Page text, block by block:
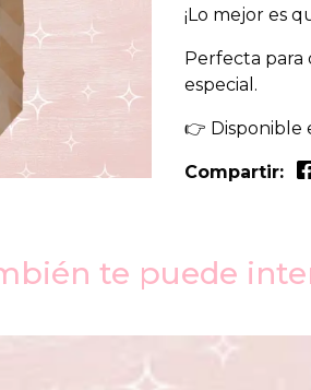
¡Lo mejor es
Perfecta para
especial.
👉 Disponible
Compartir:
te puede